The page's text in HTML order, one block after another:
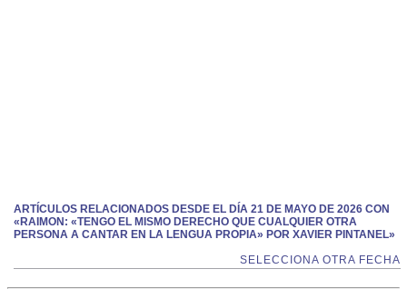
ARTÍCULOS RELACIONADOS DESDE EL DÍA 21 DE MAYO DE 2026 CON
«RAIMON: «TENGO EL MISMO DERECHO QUE CUALQUIER OTRA
PERSONA A CANTAR EN LA LENGUA PROPIA» POR XAVIER PINTANEL»
SELECCIONA OTRA FECHA